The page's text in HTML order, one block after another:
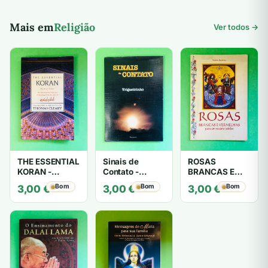
Mais emReligião Ver todos →
THE ESSENTIAL
KORAN -
THOMAS
CLEARY
3,00 € Bom
Sinais de
Contato -
Trigueirinho
3,00€ Bom
ROSAS
BRANCAS E
VERMELHAS -
António
Barahona
3,00€ Bom